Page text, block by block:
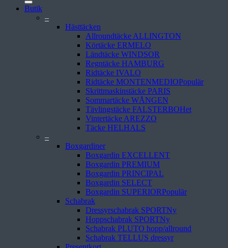
Butik
–
Hästtäcken
Allroundtäcke ALLINGTON
Körtäcke ERMELO
Ländtäcke WINDSOR
Regntäcke HAMBURG
Ridtäcke IVALO
Ridtäcke MONTENMEDIO
Skrittmaskinstäcke PARIS
Sommartäcke WÅNGEN
Tävlingstäcke FALSTERBO
Vintertäcke AREZZO
Täcke HELHALS
–
Boxgardiner
Boxgardin EXCELLENT
Boxgardin PREMIUM
Boxgardin PRINCIPAL
Boxgardin SELECT
Boxgardin SUPERIOR
Schabrak
Dressyrschabrak SPORT
Hoppschabrak SPORT
Schabrak PLUTO hopp/allround
Schabrak TELLUS dressyr